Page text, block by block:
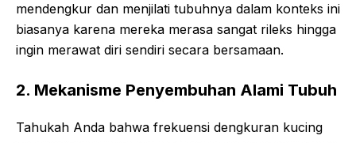
mendengkur dan menjilati tubuhnya dalam konteks ini
biasanya karena mereka merasa sangat rileks hingga
ingin merawat diri sendiri secara bersamaan.
2. Mekanisme Penyembuhan Alami Tubuh
Tahukah Anda bahwa frekuensi dengkuran kucing